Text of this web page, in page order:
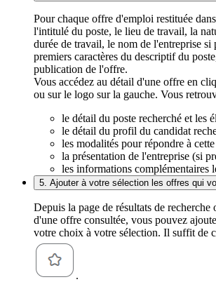
Pour chaque offre d'emploi restituée
l'intitulé du poste, le lieu de travail, la
durée de travail, le nom de l'entreprise si
premiers caractères du descriptif du
publication de l'offre.
Vous accédez au détail d'une offre en
ou sur le logo sur la gauche. Vous
le détail du poste recherché et les
le détail du profil du candidat
les modalités pour répondre à
la présentation de l'entreprise (si
les informations complémentaires
5. Ajouter à votre sélection les offres qui
Depuis la page de résultats de recherche
d'une offre consultée, vous pouvez
votre choix à votre sélection. Il suffit de
.